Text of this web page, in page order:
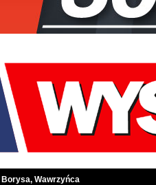
Borysa, Wawrzyńca